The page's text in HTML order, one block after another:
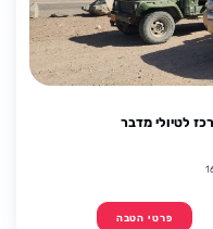
פרטי הטבה